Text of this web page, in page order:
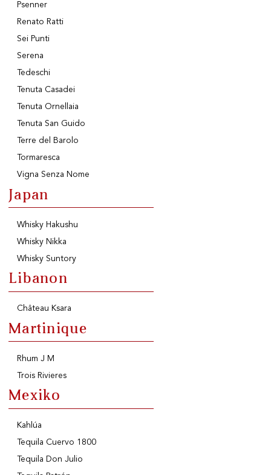
Psenner
Renato Ratti
Sei Punti
Serena
Tedeschi
Tenuta Casadei
Tenuta Ornellaia
Tenuta San Guido
Terre del Barolo
Tormaresca
Vigna Senza Nome
Japan
Whisky Hakushu
Whisky Nikka
Whisky Suntory
Libanon
Château Ksara
Martinique
Rhum J M
Trois Rivieres
Mexiko
Kahlúa
Tequila Cuervo 1800
Tequila Don Julio